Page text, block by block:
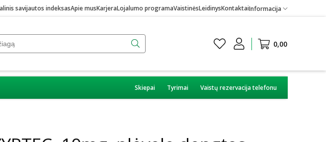
savijautos indeksasApie musKarjeraLojalumo programaVaistinėsLeidinysKontaktaiInformacija
0,00
Skiepai Tyrimai Vaistų rezervacija telefonu